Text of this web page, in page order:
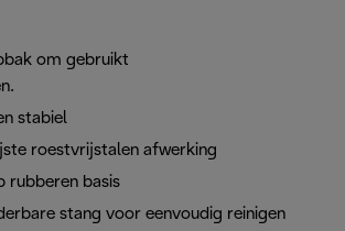
om gebruikt koffiedik in uit te
stabiel
roestvrijstalen afwerking
rubberen basis
stang voor eenvoudig reinigen